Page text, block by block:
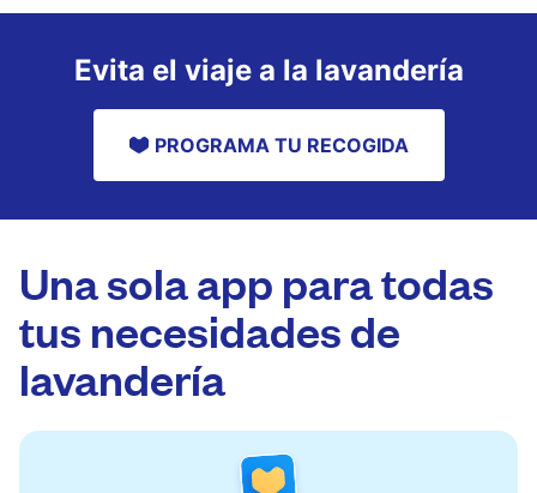
Evita el viaje a la lavandería
PROGRAMA TU RECOGIDA
Una sola app para todas
tus necesidades de
lavandería